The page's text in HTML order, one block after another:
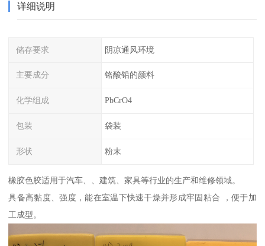
详细说明
储存要求 阴凉通风环境
主要成分 铬酸铅的颜料
化学组成 PbCrO4
包装 袋装
形状 粉末
橡胶色胶适用于汽车、、建筑、家具等行业的生产和维修领域。
具备高黏度、强度，能在室温下快速干燥并形成牢固粘合 ，便于加
工成型。